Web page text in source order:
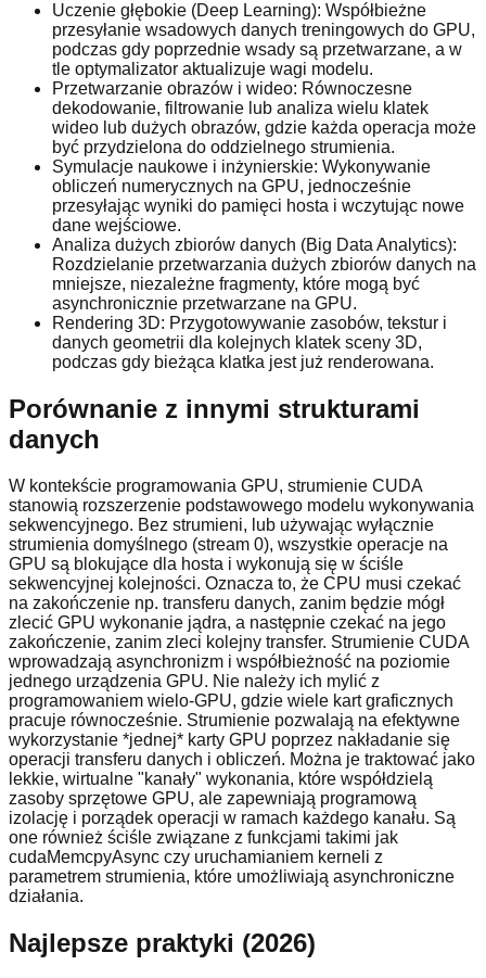
Uczenie głębokie (Deep Learning): Współbieżne
przesyłanie wsadowych danych treningowych do GPU,
podczas gdy poprzednie wsady są przetwarzane, a w
tle optymalizator aktualizuje wagi modelu.
Przetwarzanie obrazów i wideo: Równoczesne
dekodowanie, filtrowanie lub analiza wielu klatek
wideo lub dużych obrazów, gdzie każda operacja może
być przydzielona do oddzielnego strumienia.
Symulacje naukowe i inżynierskie: Wykonywanie
obliczeń numerycznych na GPU, jednocześnie
przesyłając wyniki do pamięci hosta i wczytując nowe
dane wejściowe.
Analiza dużych zbiorów danych (Big Data Analytics):
Rozdzielanie przetwarzania dużych zbiorów danych na
mniejsze, niezależne fragmenty, które mogą być
asynchronicznie przetwarzane na GPU.
Rendering 3D: Przygotowywanie zasobów, tekstur i
danych geometrii dla kolejnych klatek sceny 3D,
podczas gdy bieżąca klatka jest już renderowana.
Porównanie z innymi strukturami
danych
W kontekście programowania GPU, strumienie CUDA
stanowią rozszerzenie podstawowego modelu wykonywania
sekwencyjnego. Bez strumieni, lub używając wyłącznie
strumienia domyślnego (stream 0), wszystkie operacje na
GPU są blokujące dla hosta i wykonują się w ściśle
sekwencyjnej kolejności. Oznacza to, że CPU musi czekać
na zakończenie np. transferu danych, zanim będzie mógł
zlecić GPU wykonanie jądra, a następnie czekać na jego
zakończenie, zanim zleci kolejny transfer. Strumienie CUDA
wprowadzają asynchronizm i współbieżność na poziomie
jednego urządzenia GPU. Nie należy ich mylić z
programowaniem wielo-GPU, gdzie wiele kart graficznych
pracuje równocześnie. Strumienie pozwalają na efektywne
wykorzystanie *jednej* karty GPU poprzez nakładanie się
operacji transferu danych i obliczeń. Można je traktować jako
lekkie, wirtualne "kanały" wykonania, które współdzielą
zasoby sprzętowe GPU, ale zapewniają programową
izolację i porządek operacji w ramach każdego kanału. Są
one również ściśle związane z funkcjami takimi jak
cudaMemcpyAsync czy uruchamianiem kerneli z
parametrem strumienia, które umożliwiają asynchroniczne
działania.
Najlepsze praktyki (2026)